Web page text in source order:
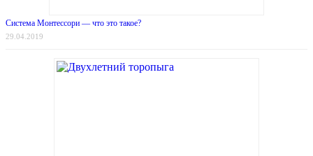
Система Монтессори — что это такое?
29.04.2019